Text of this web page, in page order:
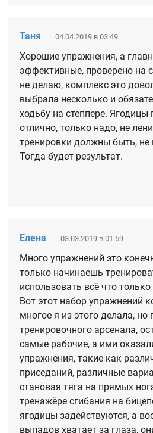
Таня 04.04.2019 в 03:49
Хорошие упражнения, а
эффективные, проверено на
не делаю, комплекс это
выбрала несколько и
ходьбу на степпере. Ягодицы
отлично, только надо, не
тренировки должны быть, не
Тогда будет результат.
Елена 03.03.2019 в 01:59
Много упражнений это
только начинаешь
использовать всё что
Вот этот набор упражнений
многое я из этого делала, но
тренировочного арсенала,
самые рабочие, а ими
упражнения, такие как
приседаний, различные
становая тяга на прямых
тренажёре сгибания на
ягодицы задействуются, а
выпадов хватает за глаза,